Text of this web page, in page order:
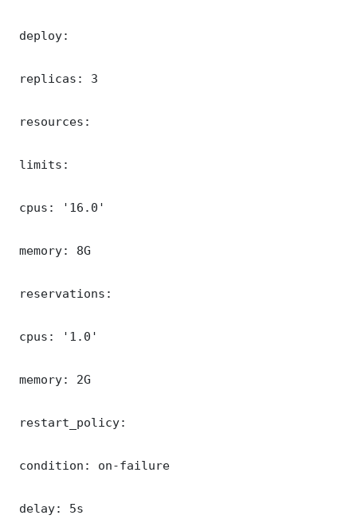
deploy:
replicas: 3
resources:
limits:
cpus: '16.0'
memory: 8G
reservations:
cpus: '1.0'
memory: 2G
restart_policy:
condition: on-failure
delay: 5s